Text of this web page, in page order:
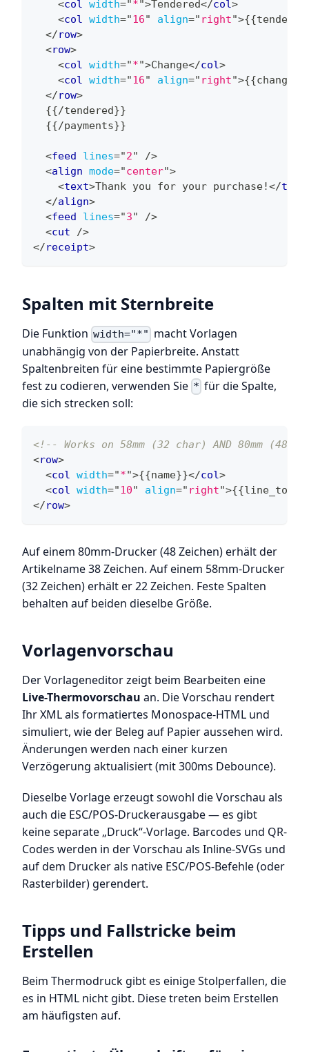
<col width="*">Tendered</col>
<col width="16" align=" right">
</row>
<row>
<col width="*">Change</col>
<col width="16" align=" right">
</row>
  {{/tendered}}
  {{/payments}}
<feed lines="2"
/>
<align mode="center">
<text>Thank you for your purchase!</text
</align>
<feed lines="3"
/>
<cut
/>
</receipt>
Spalten mit Sternbreite
Die Funktion width="*" macht Vorlagen
unabhängig von der Papierbreite. Anstatt
Spaltenbreiten für eine bestimmte Papiergröße
fest zu codieren, verwenden Sie * für die Spalte,
die sich strecken soll:
<!-- Works on 58mm (32 char) AND 80mm (48
<row>
<col width="*">{{name}}</col>
<col width="10" align=" right">
</row>
Auf einem 80mm-Drucker (48 Zeichen) erhält der
Artikelname 38 Zeichen. Auf einem 58mm-Drucker
(32 Zeichen) erhält er 22 Zeichen. Feste Spalten
behalten auf beiden dieselbe Größe.
Vorlagenvorschau
Der Vorlageneditor zeigt beim Bearbeiten eine
Live-Thermovorschau an. Die Vorschau rendert
Ihr XML als formatiertes Monospace-HTML und
simuliert, wie der Beleg auf Papier aussehen wird.
Änderungen werden nach einer kurzen
Verzögerung aktualisiert (mit 300ms Debounce).
Dieselbe Vorlage erzeugt sowohl die Vorschau als
auch die ESC/POS-Druckerausgabe — es gibt
keine separate „Druck“-Vorlage. Barcodes und QR-
Codes werden in der Vorschau als Inline-SVGs und
auf dem Drucker als native ESC/POS-Befehle (oder
Rasterbilder) gerendert.
Tipps und Fallstricke beim
Erstellen
Beim Thermodruck gibt es einige Stolperfallen, die
es in HTML nicht gibt. Diese treten beim Erstellen
am häufigsten auf.